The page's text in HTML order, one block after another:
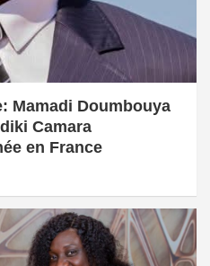
Mamadi Doumbouya
Camara
en France